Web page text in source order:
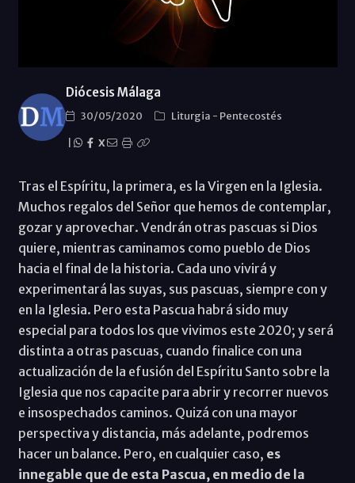
Diócesis Málaga
30/05/2020 Liturgia - Pentecostés
X
Tras el Espíritu, la primera, es la Virgen en la Iglesia.
Muchos regalos del Señor que hemos de contemplar,
gozar y aprovechar. Vendrán otras pascuas si Dios
quiere, mientras caminamos como pueblo de Dios
hacia el final de la historia. Cada uno vivirá y
experimentará las suyas, sus pascuas, siempre con y
en la Iglesia. Pero esta Pascua habrá sido muy
especial para todos los que vivimos este 2020; y será
distinta a otras pascuas, cuando finalice con una
actualización de la efusión del Espíritu Santo sobre la
Iglesia que nos capacite para abrir y recorrer nuevos
e insospechados caminos. Quizá con una mayor
perspectiva y distancia, más adelante, podremos
hacer un balance. Pero, en cualquier caso, es
innegable que de esta Pascua, en medio de la